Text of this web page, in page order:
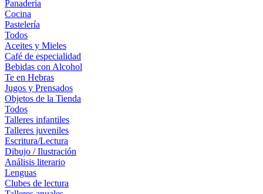
Panadería
Cocina
Pastelería
Todos
Aceites y Mieles
Café de especialidad
Bebidas con Alcohol
Te en Hebras
Jugos y Prensados
Objetos de la Tienda
Todos
Talleres infantiles
Talleres juveniles
Escritura/Lectura
Dibujo / Ilustración
Análisis literario
Lenguas
Clubes de lectura